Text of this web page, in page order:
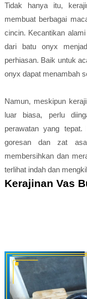
Tidak hanya itu,
membuat berbagai
cincin. Kecantikan
dari batu onyx
perhiasan. Baik untuk
onyx dapat menambah
Namun, meskipun
luar biasa, perlu
perawatan yang
goresan dan zat
membersihkan dan
terlihat indah dan
Kerajinan Vas